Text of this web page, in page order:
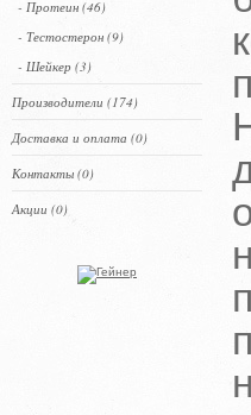
- Протеин (46)
- Тестостерон (9)
- Шейкер (3)
Производители (174)
Доставка и оплата (0)
Контакты (0)
Акции (0)